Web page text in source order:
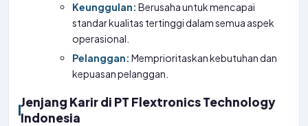
Keunggulan: Berusaha untuk mencapai
standar kualitas tertinggi dalam semua aspek
operasional.
Pelanggan: Memprioritaskan kebutuhan dan
kepuasan pelanggan.
Jenjang Karir di PT Flextronics Technology
Indonesia